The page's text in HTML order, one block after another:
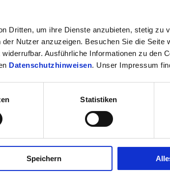
Dritten, um ihre Dienste anzubieten, stetig zu
Nutzer anzuzeigen. Besuchen Sie die Seite
Ausführliche Informationen zu den
Datenschutzhinweisen. Unser Impressum
Statistiken
Speichern
Toyota Fahrzeug.